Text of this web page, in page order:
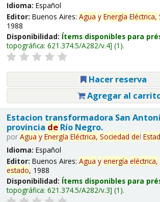
Idioma: Español
Editor: Buenos Aires: Agua y Energía Eléctrica,
1988
Disponibilidad: Ítems disponibles para
topográfica: 621.374.5/A282/v.4 (1).
Hacer reserva
Agregar al
Estacion transformadora San
provincia deRío Negro.
por Agua y Energía Eléctrica, Sociedad del
Idioma: Español
Editor: Buenos Aires: Agua y energía eléctrica,
estado, 1988
Disponibilidad: Ítems disponibles para
topográfica: 621.374.5/A282/v.3 (1).